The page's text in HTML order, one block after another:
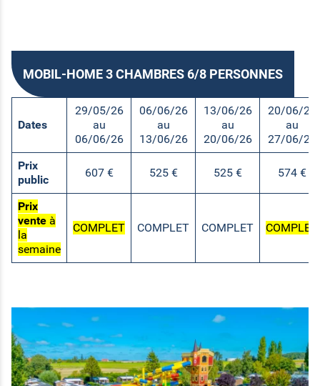
MOBIL-HOME 3 CHAMBRES 6/8 PERSONNES
Dates
29/05/26
au
06/06/26
06/06/26
au
13/06/26
13/06/26
au
20/06/26
20/06/26
au
27/06/26
Prix
public
607 € 525 € 525 € 574 €
Prix
vente à
la
semaine
COMPLET COMPLET COMPLET COMPLET